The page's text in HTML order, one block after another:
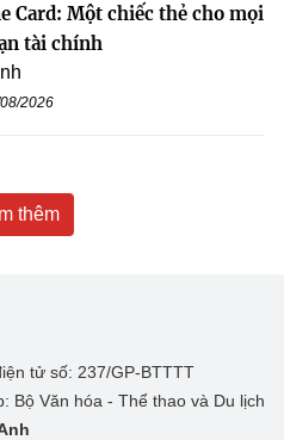
Card: Một chiếc thẻ cho mọi
tài chính
2026
thêm
tử số: 237/GP-BTTTT
Bộ Văn hóa - Thể thao và Du lịch